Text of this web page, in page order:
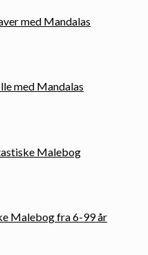
med Mandalas
med Mandalas
Malebog
Malebog fra 6-99 år